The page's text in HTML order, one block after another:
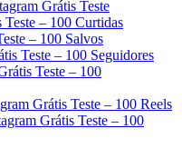
Grátis Teste
– 100 Curtidas
– 100 Salvos
Teste – 100 Seguidores
Teste – 100
Grátis Teste – 100 Reels
Grátis Teste – 100